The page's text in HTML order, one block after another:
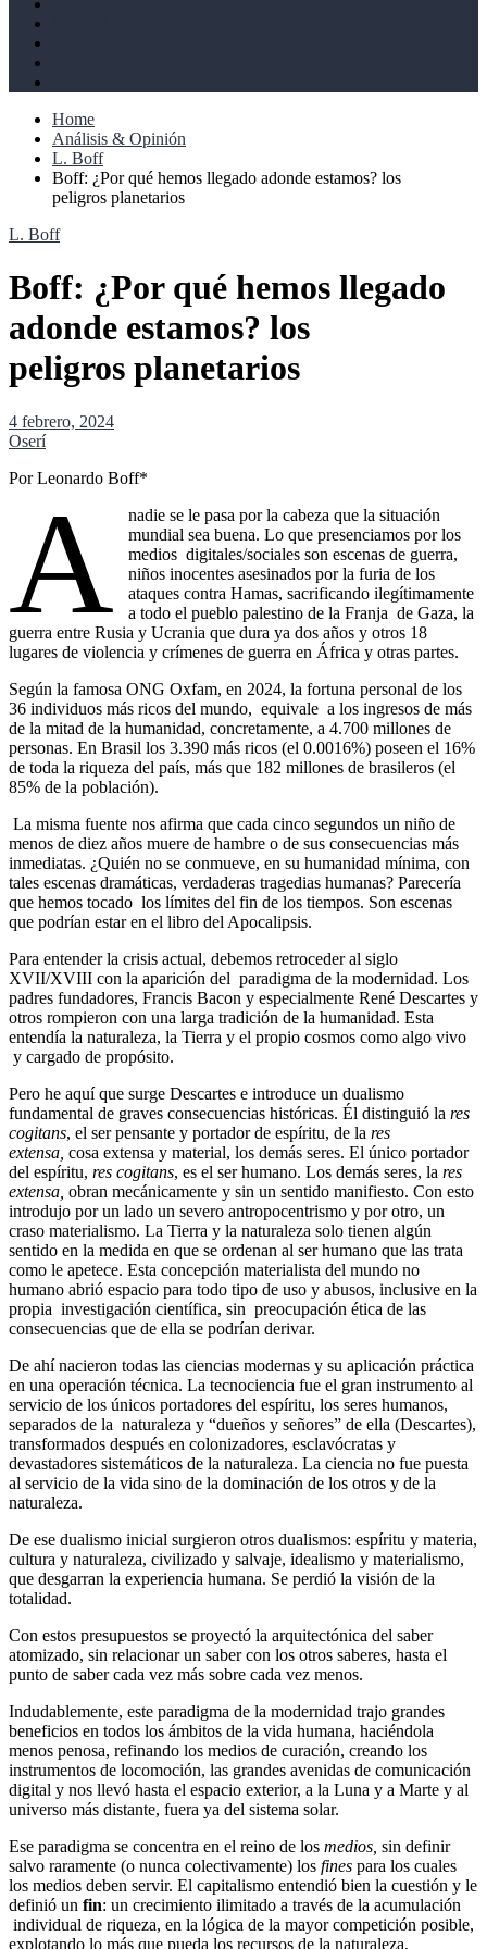
Home
Análisis & Opinión
L. Boff
Boff: ¿Por qué hemos llegado adonde estamos? los
peligros planetarios
L. Boff
Boff: ¿Por qué hemos llegado
adonde estamos? los
peligros planetarios
4 febrero, 2024
Oserí
Por Leonardo Boff*
A
nadie se le pasa por la cabeza que la situación
mundial sea buena. Lo que presenciamos por los
medios digitales/sociales son escenas de guerra,
niños inocentes asesinados por la furia de los
ataques contra Hamas, sacrificando ilegítimamente
a todo el pueblo palestino de la Franja de Gaza, la
guerra entre Rusia y Ucrania que dura ya dos años y otros 18
lugares de violencia y crímenes de guerra en África y otras partes.
Según la famosa ONG Oxfam, en 2024, la fortuna personal de los
36 individuos más ricos del mundo, equivale a los ingresos de más
de la mitad de la humanidad, concretamente, a 4.700 millones de
personas. En Brasil los 3.390 más ricos (el 0.0016%) poseen el 16%
de toda la riqueza del país, más que 182 millones de brasileros (el
85% de la población).
La misma fuente nos afirma que cada cinco segundos un niño de
menos de diez años muere de hambre o de sus consecuencias más
inmediatas. ¿Quién no se conmueve, en su humanidad mínima, con
tales escenas dramáticas, verdaderas tragedias humanas? Parecería
que hemos tocado los límites del fin de los tiempos. Son escenas
que podrían estar en el libro del Apocalipsis.
Para entender la crisis actual, debemos retroceder al siglo
XVII/XVIII con la aparición del paradigma de la modernidad. Los
padres fundadores, Francis Bacon y especialmente René Descartes y
otros rompieron con una larga tradición de la humanidad. Esta
entendía la naturaleza, la Tierra y el propio cosmos como algo vivo
y cargado de propósito.
Pero he aquí que surge Descartes e introduce un dualismo
fundamental de graves consecuencias históricas. Él distinguió la res
cogitans, el ser pensante y portador de espíritu, de la res
extensa, cosa extensa y material, los demás seres. El único portador
del espíritu, res cogitans, es el ser humano. Los demás seres, la res
extensa, obran mecánicamente y sin un sentido manifiesto. Con esto
introdujo por un lado un severo antropocentrismo y por otro, un
craso materialismo. La Tierra y la naturaleza solo tienen algún
sentido en la medida en que se ordenan al ser humano que las trata
como le apetece. Esta concepción materialista del mundo no
humano abrió espacio para todo tipo de uso y abusos, inclusive en la
propia investigación científica, sin preocupación ética de las
consecuencias que de ella se podrían derivar.
De ahí nacieron todas las ciencias modernas y su aplicación práctica
en una operación técnica. La tecnociencia fue el gran instrumento al
servicio de los únicos portadores del espíritu, los seres humanos,
separados de la naturaleza y “dueños y señores” de ella (Descartes),
transformados después en colonizadores, esclavócratas y
devastadores sistemáticos de la naturaleza. La ciencia no fue puesta
al servicio de la vida sino de la dominación de los otros y de la
naturaleza.
De ese dualismo inicial surgieron otros dualismos: espíritu y materia,
cultura y naturaleza, civilizado y salvaje, idealismo y materialismo,
que desgarran la experiencia humana. Se perdió la visión de la
totalidad.
Con estos presupuestos se proyectó la arquitectónica del saber
atomizado, sin relacionar un saber con los otros saberes, hasta el
punto de saber cada vez más sobre cada vez menos.
Indudablemente, este paradigma de la modernidad trajo grandes
beneficios en todos los ámbitos de la vida humana, haciéndola
menos penosa, refinando los medios de curación, creando los
instrumentos de locomoción, las grandes avenidas de comunicación
digital y nos llevó hasta el espacio exterior, a la Luna y a Marte y al
universo más distante, fuera ya del sistema solar.
Ese paradigma se concentra en el reino de los medios, sin definir
salvo raramente (o nunca colectivamente) los fines para los cuales
los medios deben servir. El capitalismo entendió bien la cuestión y le
definió un fin: un crecimiento ilimitado a través de la acumulación
individual de riqueza, en la lógica de la mayor competición posible,
explotando lo más que pueda los recursos de la naturaleza,